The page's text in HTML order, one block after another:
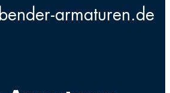
armaturen.de